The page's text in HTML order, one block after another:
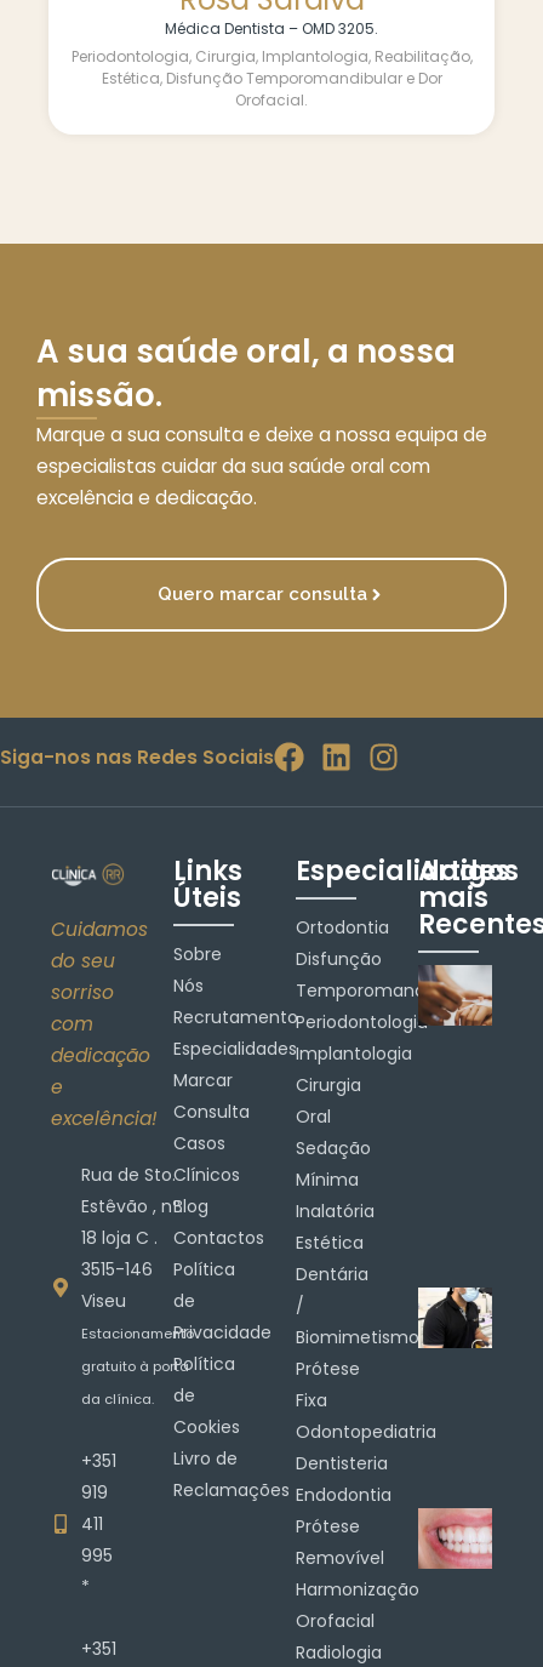
Médica Dentista – OMD 3205.
Periodontologia, Cirurgia, Implantologia, Reabilitação,
Estética, Disfunção Temporomandibular e Dor
Orofacial.
A sua saúde oral, a nossa
missão.
Marque a sua consulta e deixe a nossa equipa de
especialistas cuidar da sua saúde oral com
excelência e dedicação.
Quero marcar consulta
Siga-nos nas Redes Sociais
Cuidamos
do seu
sorriso
com
dedicação
e
excelência!
Rua de Sto.
Estêvão , nº.
18 loja C .
3515-146
Viseu
Estacionamento
gratuito à porta
da clínica.
+351
919
411
995
*
+351
Links
Úteis
Sobre
Nós
Recrutamento
Especialidades
Marcar
Consulta
Casos
Clínicos
Blog
Contactos
Política
de
Privacidade
Política
de
Cookies
Livro de
Reclamações
Especialidades
Ortodontia
Disfunção
Temporomandibular
Periodontologia
Implantologia
Cirurgia
Oral
Sedação
Mínima
Inalatória
Estética
Dentária
/
Biomimetismo
Prótese
Fixa
Odontopediatria
Dentisteria
Endodontia
Prótese
Removível
Harmonização
Orofacial
Radiologia
Artigos
mais